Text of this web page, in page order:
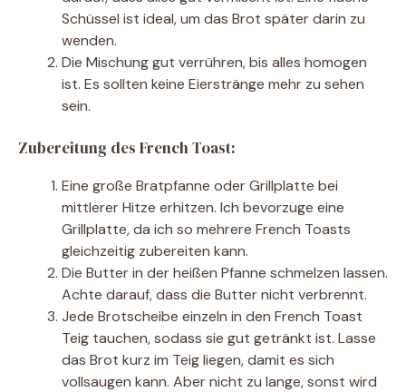
Schüssel ist ideal, um das Brot später darin zu
wenden.
Die Mischung gut verrühren, bis alles homogen
ist. Es sollten keine Eierstränge mehr zu sehen
sein.
Zubereitung des French Toast:
Eine große Bratpfanne oder Grillplatte bei
mittlerer Hitze erhitzen. Ich bevorzuge eine
Grillplatte, da ich so mehrere French Toasts
gleichzeitig zubereiten kann.
Die Butter in der heißen Pfanne schmelzen lassen.
Achte darauf, dass die Butter nicht verbrennt.
Jede Brotscheibe einzeln in den French Toast
Teig tauchen, sodass sie gut getränkt ist. Lasse
das Brot kurz im Teig liegen, damit es sich
vollsaugen kann. Aber nicht zu lange, sonst wird